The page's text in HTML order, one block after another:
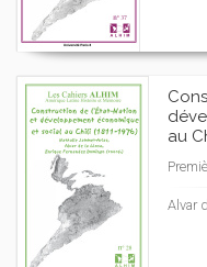
au
Alvar